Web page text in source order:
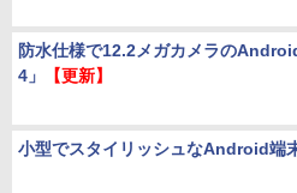
防水仕様で12.2メガカメラの
4」
【更新】
小型でスタイリッシュなAndroid端